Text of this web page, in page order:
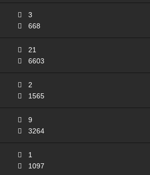
3
668
21
6603
2
1565
9
3264
1
1097